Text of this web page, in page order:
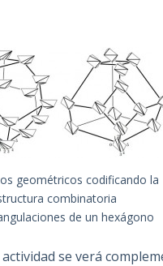
geométricos codificando la
combinatoria
de un hexágono
se verá